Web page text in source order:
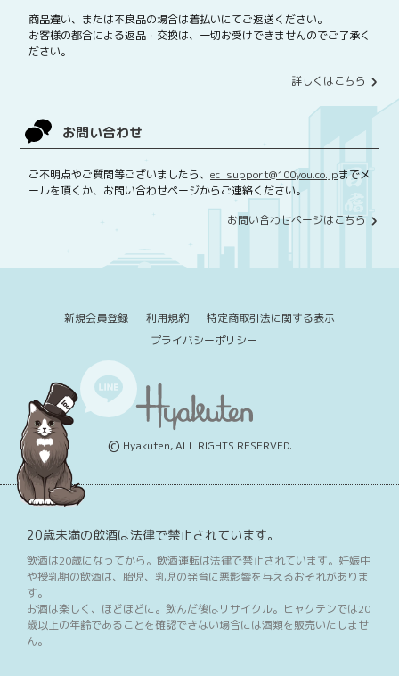
商品違い、または不良品の場合は着払いにてご返送ください。
お客様の都合による返品・交換は、一切お受けできませんのでご了承く
ださい。
詳しくはこちら
お問い合わせ
ご不明点やご質問等ございましたら、 ec_support@100you.co.jpまでメ
ールを頂くか、お問い合わせページからご連絡ください。
お問い合わせページはこちら
新規会員登録 利用規約
特定商取引法に関する表示
プライバシーポリシー
© Hyakuten, ALL RIGHTS RESERVED.
20歳未満の飲酒は法律で禁止されています。
飲酒は20歳になってから。飲酒運転は法律で禁止されています。妊娠中
や授乳期の飲酒は、胎児、乳児の発育に悪影響を与えるおそれがありま
す。
お酒は楽しく、ほどほどに。飲んだ後はリサイクル。ヒャクテンでは20
歳以上の年齢であることを確認できない場合には酒類を販売いたしませ
ん。